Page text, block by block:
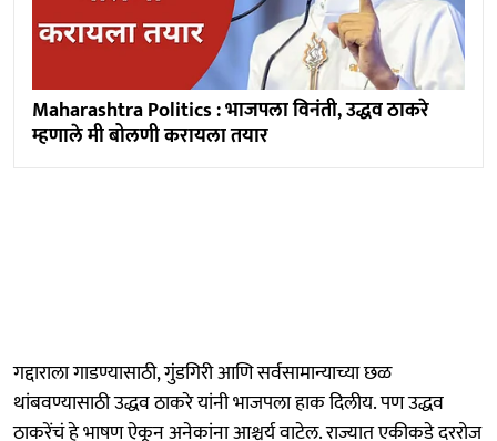
Maharashtra Politics : भाजपला विनंती, उद्धव ठाकरे
म्हणाले मी बोलणी करायला तयार
गद्दाराला गाडण्यासाठी, गुंडगिरी आणि सर्वसामान्याच्या छळ
थांबवण्यासाठी उद्धव ठाकरे यांनी भाजपला हाक दिलीय. पण उद्धव
ठाकरेंचं हे भाषण ऐकून अनेकांना आश्चर्य वाटेल. राज्यात एकीकडे दररोज